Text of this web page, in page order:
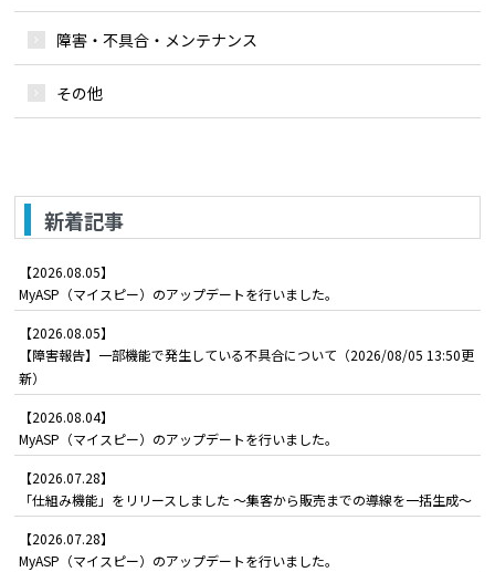
障害・不具合・メンテナンス
その他
新着記事
【2026.08.05】
MyASP（マイスピー）のアップデートを行いました。
【2026.08.05】
【障害報告】一部機能で発生している不具合について（2026/08/05 13:50更
新）
【2026.08.04】
MyASP（マイスピー）のアップデートを行いました。
【2026.07.28】
「仕組み機能」をリリースしました ～集客から販売までの導線を一括生成～
【2026.07.28】
MyASP（マイスピー）のアップデートを行いました。